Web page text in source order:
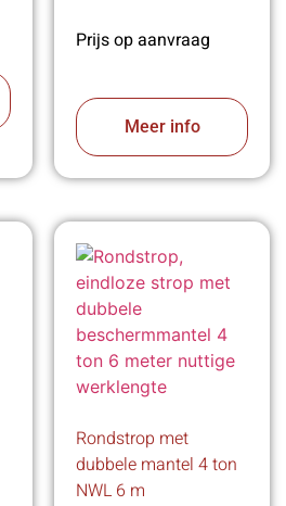
Prijs op aanvraag
Meer info
Rondstrop met
dubbele mantel 4 ton
NWL 6 m